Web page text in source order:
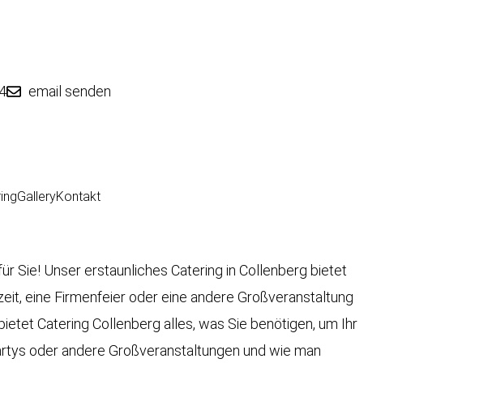
email senden
GalleryKontakt
Sie! Unser erstaunliches Catering in Collenberg bietet
eine Firmenfeier oder eine andere Großveranstaltung
Catering Collenberg alles, was Sie benötigen, um Ihr
oder andere Großveranstaltungen und wie man